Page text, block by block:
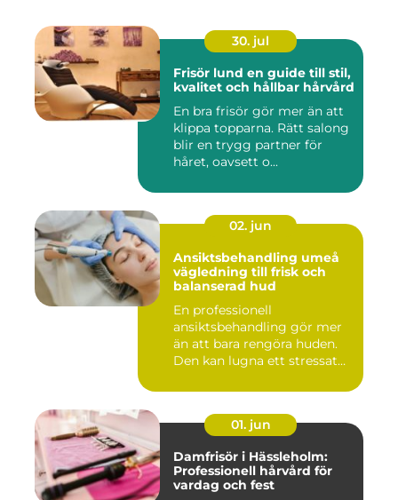
30. jul
Frisör lund en guide till stil,
kvalitet och hållbar hårvård
En bra frisör gör mer än att
klippa topparna. Rätt salong
blir en trygg partner för
håret, oavsett o...
02. jun
Ansiktsbehandling umeå
vägledning till frisk och
balanserad hud
En professionell
ansiktsbehandling gör mer
än att bara rengöra huden.
Den kan lugna ett stressat
01. jun
Damfrisör i Hässleholm:
Professionell hårvård för
vardag och fest